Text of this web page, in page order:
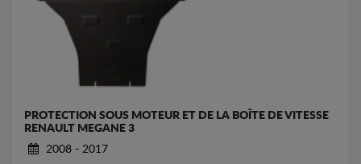
PROTECTION SOUS MOTEUR ET DE LA BOÎTE DE VITESSE
RENAULT MEGANE 3
2008 - 2017